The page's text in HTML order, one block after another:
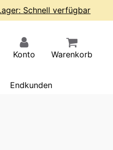
Schnell verfügbar
Konto Warenkorb
Endkunden